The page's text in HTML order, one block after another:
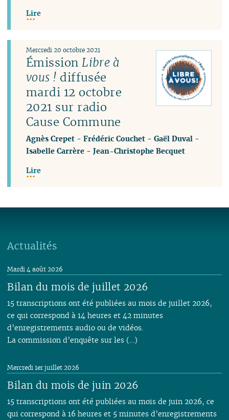
Lire
ÉmissionLibre à
vous ! diffusée
mardi 12 octobre
2021 sur radio
Cause Commune
Mercredi 20 octobre 2021
Agnès Crepet -Frédéric Couchet -Gaël Duval -
Isabelle Carrère -Jean-Christophe Becquet
Lire
Actualités
Bilan du mois de juillet 2026
Mardi 4 août 2026
15 transcriptions ont été publiées au mois de juillet 2026,
ce qui correspond à 14 heures et 42 minutes
d’enregistrements audio ou de vidéos.
La commission d’enquête sur les (…)
Bilan du mois de juin 2026
Mercredi 1er juillet 2026
15 transcriptions ont été publiées au mois de juin 2026, ce
qui correspond à 16 heures et 5 minutes d’enregistrements